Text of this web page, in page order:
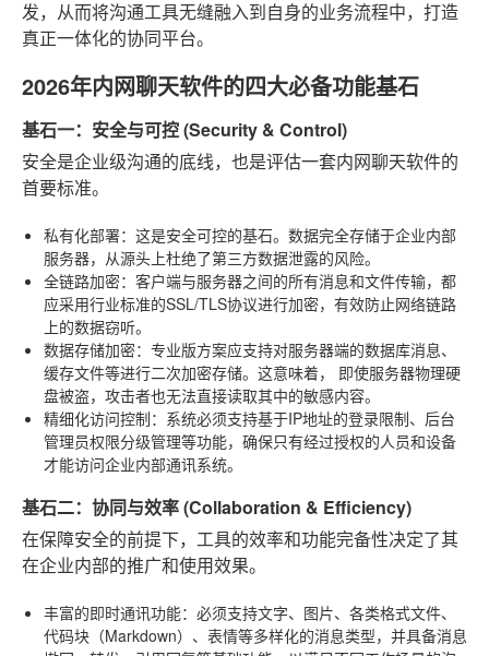
发，从而将沟通工具无缝融入到自身的业务流程中，打造
真正一体化的协同平台。
2026年内网聊天软件的四大必备功能基石
基石一：安全与可控 (Security & Control)
安全是企业级沟通的底线，也是评估一套内网聊天软件的
首要标准。
私有化部署：这是安全可控的基石。数据完全存储于企业内部
服务器，从源头上杜绝了第三方数据泄露的风险。
全链路加密：客户端与服务器之间的所有消息和文件传输，都
应采用行业标准的SSL/TLS协议进行加密，有效防止网络链路
上的数据窃听。
数据存储加密：专业版方案应支持对服务器端的数据库消息、
缓存文件等进行二次加密存储。这意味着， 即使服务器物理硬
盘被盗，攻击者也无法直接读取其中的敏感内容。
精细化访问控制：系统必须支持基于IP地址的登录限制、后台
管理员权限分级管理等功能，确保只有经过授权的人员和设备
才能访问企业内部通讯系统。
基石二：协同与效率 (Collaboration & Efficiency)
在保障安全的前提下，工具的效率和功能完备性决定了其
在企业内部的推广和使用效果。
丰富的即时通讯功能：必须支持文字、图片、各类格式文件、
代码块（Markdown）、表情等多样化的消息类型，并具备消息